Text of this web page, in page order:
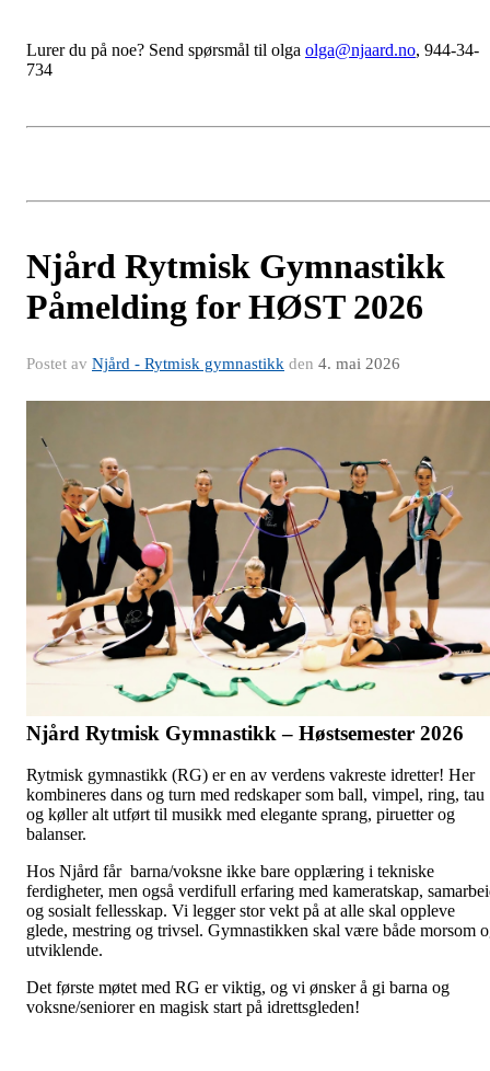
Lurer du på noe? Send spørsmål til olga olga@njaard.no, 944-34-
734
Njård Rytmisk Gymnastikk
Påmelding for HØST 2026
Postet av Njård - Rytmisk gymnastikk den 4. mai 2026
Njård Rytmisk Gymnastikk – Høstsemester 2026
Rytmisk gymnastikk (RG) er en av verdens vakreste idretter! Her
kombineres dans og turn med redskaper som ball, vimpel, ring, tau
og køller alt utført til musikk med elegante sprang, piruetter og
balanser.
Hos Njård får barna/voksne ikke bare opplæring i tekniske
ferdigheter, men også verdifull erfaring med kameratskap,
og sosialt fellesskap. Vi legger stor vekt på at alle skal oppleve
glede, mestring og trivsel. Gymnastikken skal være både morsom
utviklende.
Det første møtet med RG er viktig, og vi ønsker å gi barna og
voksne/seniorer en magisk start på idrettsgleden!